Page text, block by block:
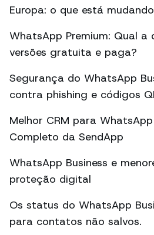
Europa: o que está
WhatsApp Premium: Qual a
versões gratuita e paga?
Segurança do WhatsApp
contra phishing e códigos
Melhor CRM para
Completo da SendApp
WhatsApp Business e
proteção digital
Os status do WhatsApp
para contatos não salvos.